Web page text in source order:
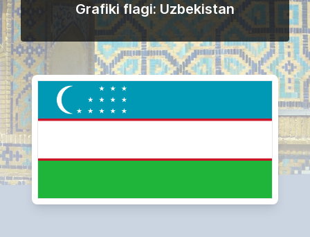
Grafiki flagi: Uzbekistan